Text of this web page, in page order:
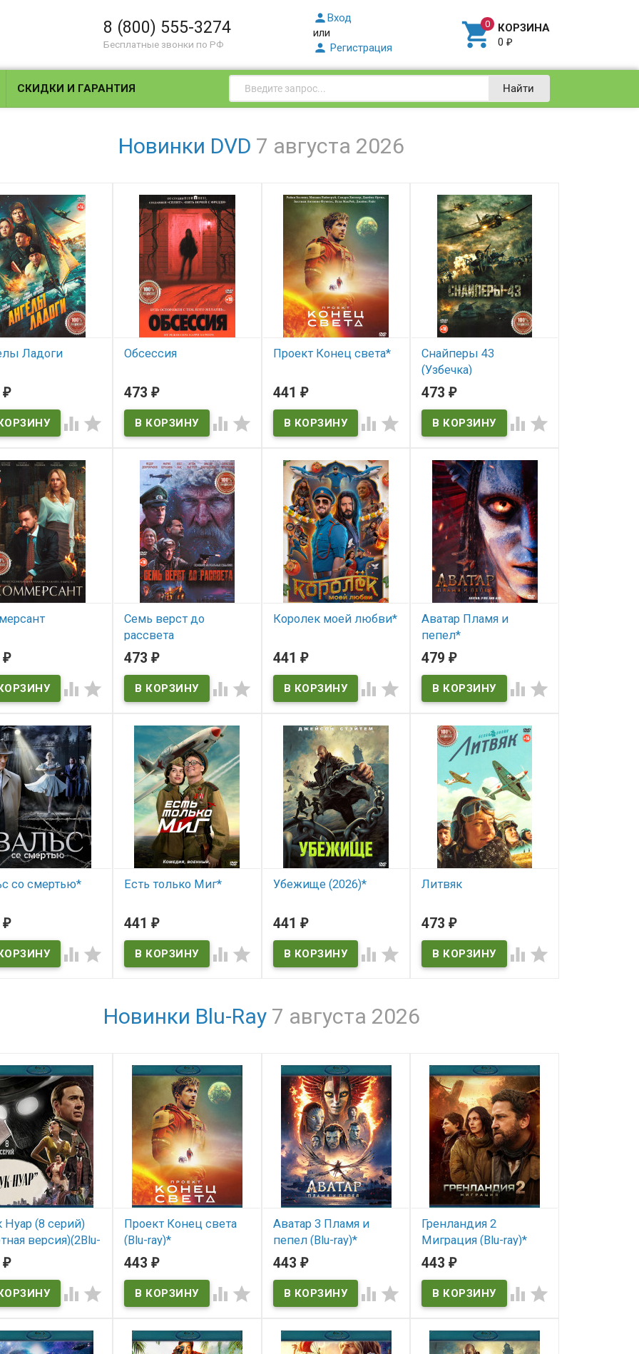
8 (800) 555-3274
Бесплатные звонки по РФ
Вход
или
 Регистрация  КОРЗИНА
0₽
СКИДКИ И ГАРАНТИЯ Найти
Новинки DVD 7 августа 2026
Ладоги
₽
 
Обсессия
473₽
 
Проект Конец света*
441 ₽
 
Снайперы 43
(Узбечка)
В наличии
473₽
 
₽
 
Семь верст до
рассвета
В наличии
473₽
 
Королек моей любви*
441 ₽
 
Аватар Пламя и
пепел*
В наличии
479₽
 
со смертью*
₽
 
Есть только Миг*
441₽
 
Убежище (2026)*
441 ₽
 
Литвяк
473₽
 
Новинки Blu-Ray7 августа 2026
Нуар (8 серий)
версия)(2Blu-
₽
 
Проект Конец света
(Blu-ray)*
В наличии
443₽
 
Аватар 3 Пламя и
пепел (Blu-ray)*
В наличии
443 ₽
 
Гренландия 2
Миграция (Blu-ray)*
В наличии
443₽
 